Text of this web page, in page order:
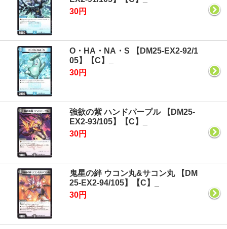
30円
O・HA・NA・S 【DM25-EX2-92/1
05】【C】_
30円
強欲の紫 ハンドパープル 【DM25-
EX2-93/105】【C】_
30円
鬼星の絆 ウコン丸&サコン丸 【DM
25-EX2-94/105】【C】_
30円